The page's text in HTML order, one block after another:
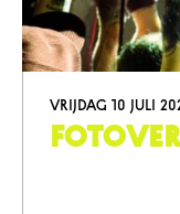
vrijdag 10 juli